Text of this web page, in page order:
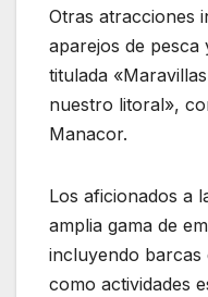
Otras atracciones
aparejos de
titulada
nuestro litoral»,
Manacor.
Los aficionados a
amplia gama de
incluyendo barcas
como actividades